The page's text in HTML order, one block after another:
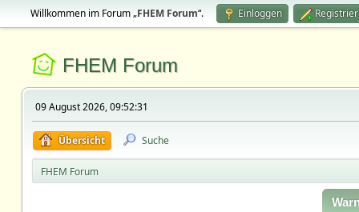
Willkommen im Forum „FHEM Forum“. Einloggen
FHEM Forum
09 August 2026, 09:52:31
Übersicht Suche
FHEM Forum